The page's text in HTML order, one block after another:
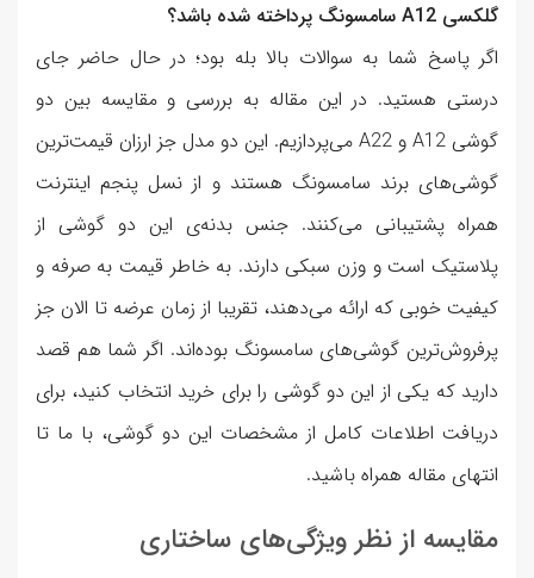
گلکسی A12 سامسونگ پرداخته شده باشد؟
اگر پاسخ شما به سوالات بالا بله بود؛ در حال حاضر جای
درستی هستید. در این مقاله به بررسی و مقایسه بین دو
گوشی A12 و A22 می‌پردازیم. این دو مدل جز ارزان قیمت‌ترین
گوشی‌های برند سامسونگ هستند و از نسل پنجم اینترنت
همراه پشتیبانی می‌کنند. جنس بدنه‌ی این دو گوشی از
پلاستیک است و وزن سبکی دارند. به خاطر قیمت به صرفه و
کیفیت خوبی که ارائه می‌دهند، تقریبا از زمان عرضه تا الان جز
پرفروش‌ترین گوشی‌های سامسونگ بوده‌اند. اگر شما هم قصد
دارید که یکی از این دو گوشی را برای خرید انتخاب کنید، برای
دریافت اطلاعات کامل از مشخصات این دو گوشی، با ما تا
انتهای مقاله همراه باشید.
مقایسه از نظر ویژگی‌های ساختاری